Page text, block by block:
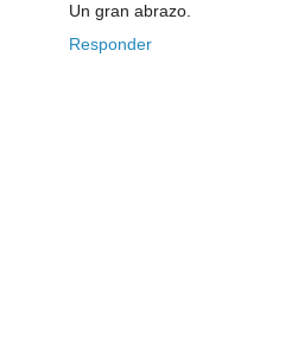
Un gran abrazo.
Responder